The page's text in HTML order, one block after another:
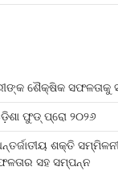
ଶୈକ୍ଷିକ ସଫଳତାକୁ
ଫୁଡ୍ ପ୍ରୋ ୨୦୨୬
ଶକ୍ତି ସମ୍ମିଳନୀ
ସହ ସମ୍ପନ୍ନ